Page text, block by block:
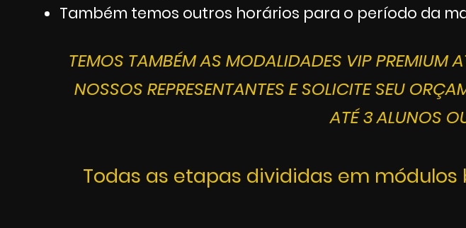
Também temos outros horários para o período da
TEMOS TAMBÉM AS MODALIDADES VIP PREMIUM
NOSSOS REPRESENTANTES E SOLICITE SEU
ATÉ 3 ALUNOS
Todas as etapas divididas em módulos